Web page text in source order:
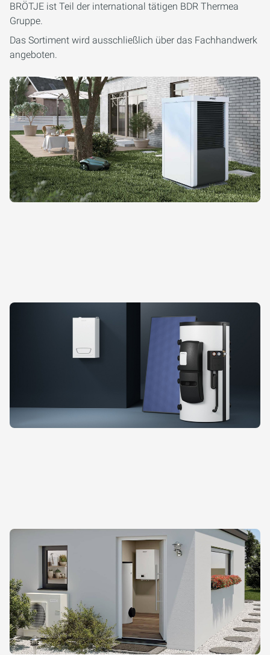
BRÖTJE ist Teil der international tätigen BDR Thermea
Gruppe.
Das Sortiment wird ausschließlich über das Fachhandwerk
angeboten.